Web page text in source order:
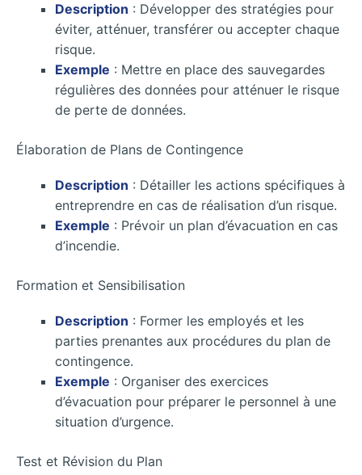
Description : Développer des stratégies pour
éviter, atténuer, transférer ou accepter chaque
risque.
Exemple : Mettre en place des sauvegardes
régulières des données pour atténuer le risque
de perte de données.
Élaboration de Plans de Contingence
Description : Détailler les actions spécifiques à
entreprendre en cas de réalisation d’un risque.
Exemple : Prévoir un plan d’évacuation en cas
d’incendie.
Formation et Sensibilisation
Description : Former les employés et les
parties prenantes aux procédures du plan de
contingence.
Exemple : Organiser des exercices
d’évacuation pour préparer le personnel à une
situation d’urgence.
Test et Révision du Plan